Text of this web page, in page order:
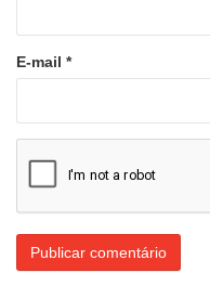
E-mail *